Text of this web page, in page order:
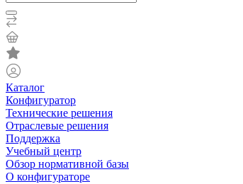
Каталог
Конфигуратор
Технические решения
Отраслевые решения
Поддержка
Учебный центр
Обзор нормативной базы
О конфигураторе